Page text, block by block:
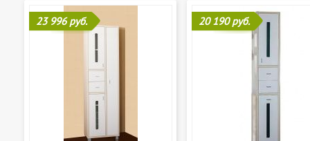
23 996 руб. 20 190 руб.